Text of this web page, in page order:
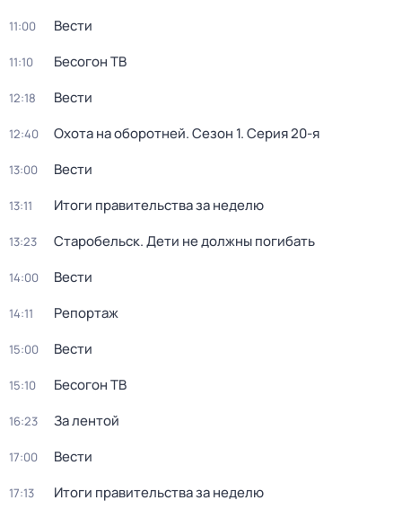
11:00 Вести
11:10 Бесогон ТВ
12:18 Вести
12:40 Охота на оборотней. Сезон 1. Серия 20-я
13:00 Вести
13:11 Итоги правительства за неделю
13:23 Старобельск. Дети не должны погибать
14:00 Вести
14:11 Репортаж
15:00 Вести
15:10 Бесогон ТВ
16:23 За лентой
17:00 Вести
17:13 Итоги правительства за неделю